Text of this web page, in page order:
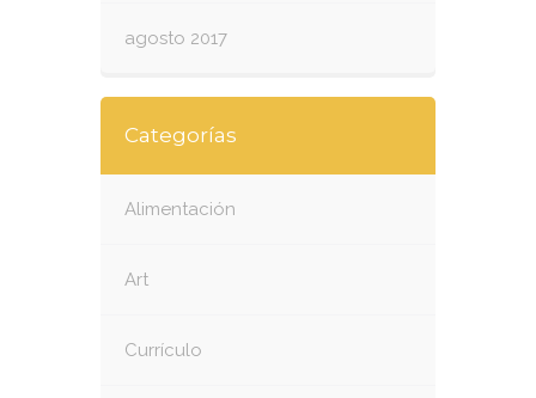
agosto 2017
Categorías
Alimentación
Art
Currículo